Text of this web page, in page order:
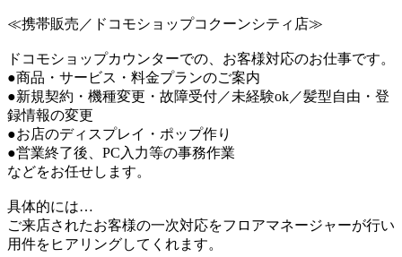
≪携帯販売／ドコモショップコクーンシティ店≫
ドコモショップカウンターでの、お客様対応のお仕事です。
●商品・サービス・料金プランのご案内
●新規契約・機種変更・故障受付／未経験ok／髪型自由・登
録情報の変更
●お店のディスプレイ・ポップ作り
●営業終了後、PC入力等の事務作業
などをお任せします。
具体的には…
ご来店されたお客様の一次対応をフロアマネージャーが行い
用件をヒアリングしてくれます。